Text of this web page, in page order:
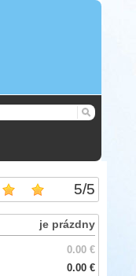
5/5
je prázdny
0.00 €
0.00 €